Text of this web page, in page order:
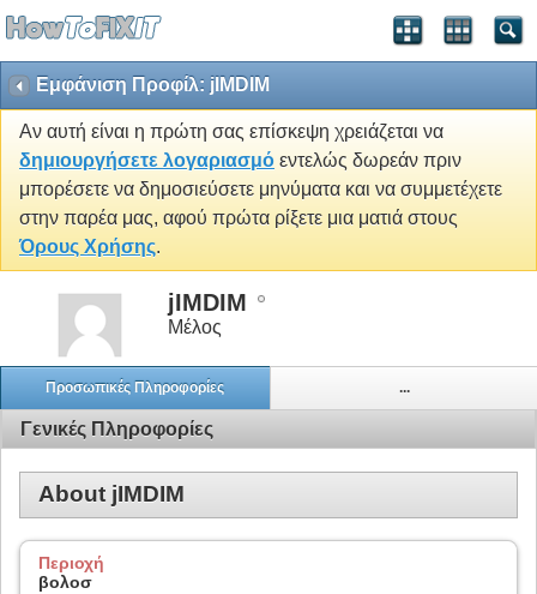
Εμφάνιση Προφίλ: jIMDIM
Αν αυτή είναι η πρώτη σας επίσκεψη χρειάζεται να
δημιουργήσετε λογαριασμό εντελώς δωρεάν πριν
μπορέσετε να δημοσιεύσετε μηνύματα και να συμμετέχετε
στην παρέα μας, αφού πρώτα ρίξετε μια ματιά στους
Όρους Χρήσης.
jIMDIM
Μέλος
Προσωπικές Πληροφορίες ...
Γενικές Πληροφορίες
About jIMDIM
Περιοχή
βολοσ